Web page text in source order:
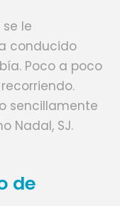
le
conducido
Poco a poco
sencillamente
Nadal, SJ.
de